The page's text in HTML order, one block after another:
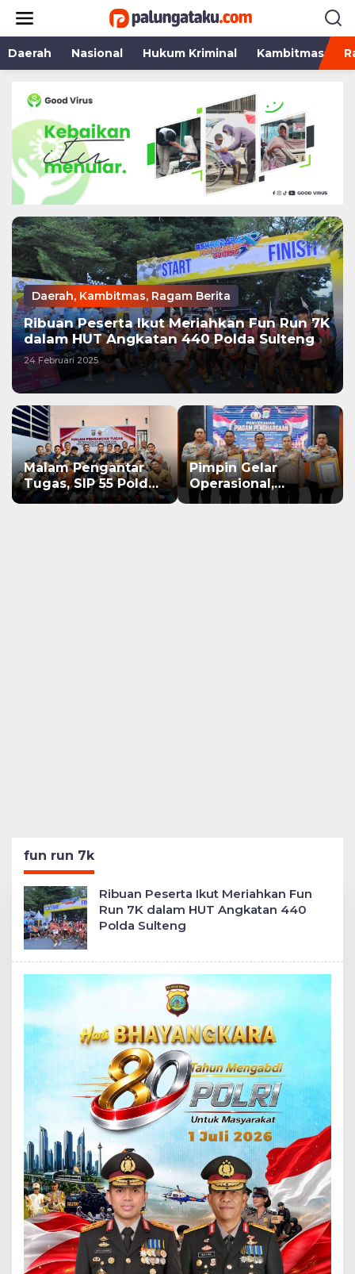
konten
Daerah
Nasional Hukum Kriminal Kambitmas
Daerah, Kambitmas, Ragam Berita
Ribuan Peserta Ikut Meriahkan Fun Run 7K
dalam HUT Angkatan 440 Polda Sulteng
24 Februari 2025
Pimpin Gelar
Operasional,
Kapolda Sulteng
Pimpin Apel
Pelepasan, Kapolda
Sulteng Tekankan
fun run 7k
Ribuan Peserta Ikut Meriahkan Fun
Run 7K dalam HUT Angkatan 440
Polda Sulteng